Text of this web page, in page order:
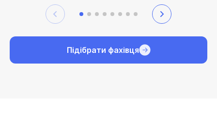
Підібрати фахівця